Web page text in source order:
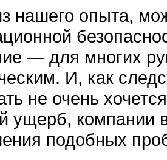
нашего опыта,
— для многих
И, как
не очень
ущерб, компании
подобных